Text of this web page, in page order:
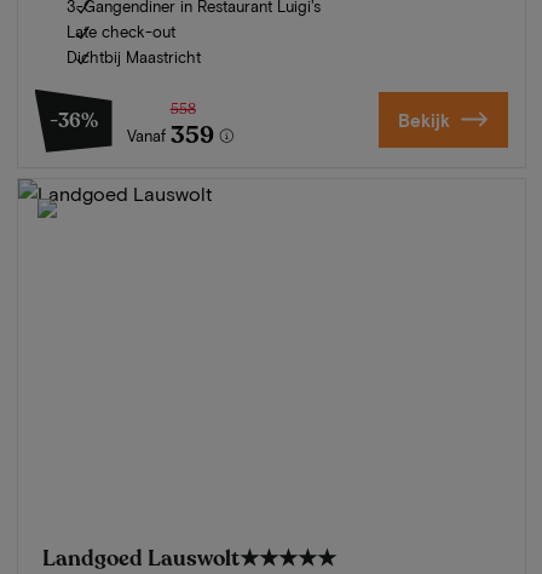
3-Gangendiner in Restaurant Luigi's
Late check-out
Dichtbij Maastricht
-36%
Vanaf
558
359 Bekijk
Landgoed Lauswolt★★★★★